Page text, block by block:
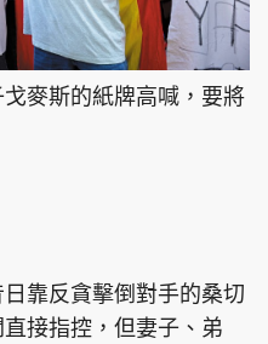
麥斯的紙牌高喊，要將
靠反貪擊倒對手的桑切
接指控，但妻子、弟